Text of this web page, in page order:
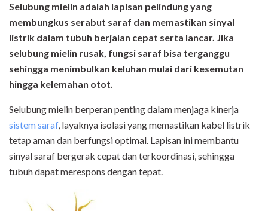
Selubung mielin adalah lapisan pelindung yang
membungkus serabut saraf dan memastikan sinyal
listrik dalam tubuh berjalan cepat serta lancar. Jika
selubung mielin rusak, fungsi saraf bisa terganggu
sehingga menimbulkan keluhan mulai dari kesemutan
hingga kelemahan otot.
Selubung mielin berperan penting dalam menjaga kinerja
sistem saraf, layaknya isolasi yang memastikan kabel listrik
tetap aman dan berfungsi optimal. Lapisan ini membantu
sinyal saraf bergerak cepat dan terkoordinasi, sehingga
tubuh dapat merespons dengan tepat.